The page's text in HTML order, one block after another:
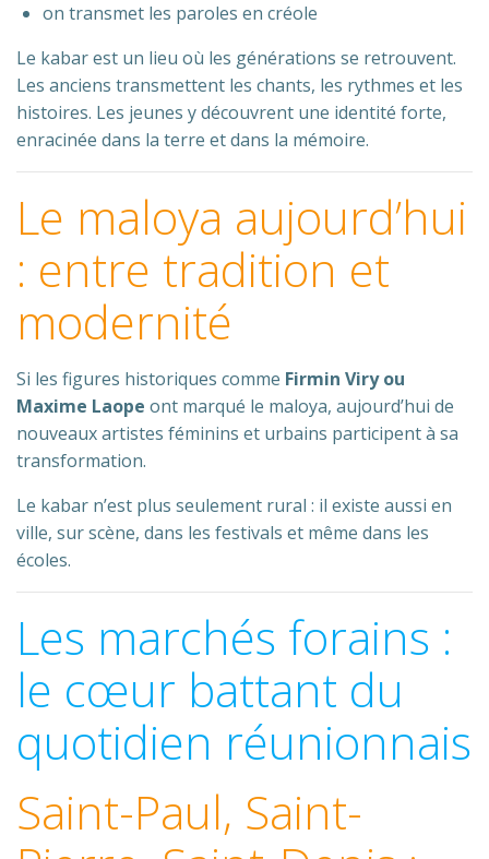
on transmet les paroles en créole
Le kabar est un lieu où les générations se retrouvent.
Les anciens transmettent les chants, les rythmes et les
histoires. Les jeunes y découvrent une identité forte,
enracinée dans la terre et dans la mémoire.
Le maloya aujourd’hui
: entre tradition et
modernité
Si les figures historiques comme Firmin Viry ou
Maxime Laope ont marqué le maloya, aujourd’hui de
nouveaux artistes féminins et urbains participent à sa
transformation.
Le kabar n’est plus seulement rural : il existe aussi en
ville, sur scène, dans les festivals et même dans les
écoles.
Les marchés forains :
le cœur battant du
quotidien réunionnais
Saint-Paul, Saint-